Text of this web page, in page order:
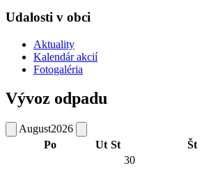
Udalosti v obci
Aktuality
Kalendár akcií
Fotogaléria
Vývoz odpadu
August2026
Po
Ut St Št
30